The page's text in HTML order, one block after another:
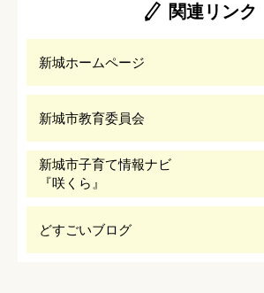
関連リンク
新城ホームページ
新城市教育委員会
新城市子育て情報ナビ
『咲くら』
どすごいブログ